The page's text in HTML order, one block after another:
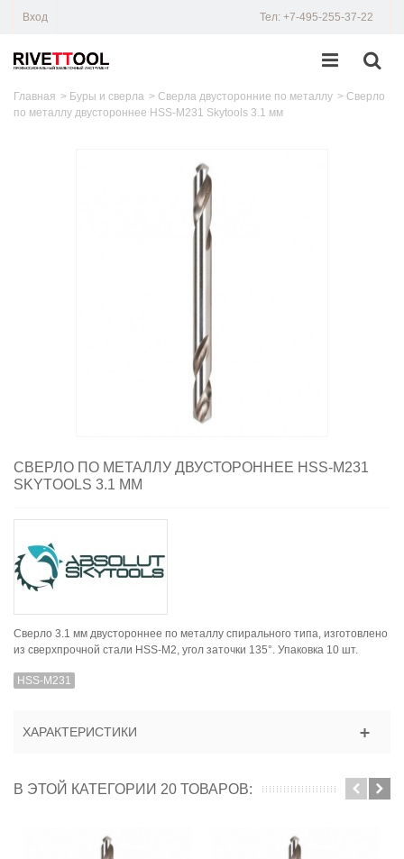
Вход Тел: +7-495-255-37-22
Главная > Буры и сверла > Сверла двусторонние по металлу > Сверло
по металлу двустороннее HSS-M231 Skytools 3.1 мм
СВЕРЛО ПО МЕТАЛЛУ ДВУСТОРОННЕЕ HSS-M231
SKYTOOLS 3.1 ММ
Сверло 3.1 мм двустороннее по металлу спирального типа, изготовлено
из сверхпрочной стали HSS-M2, yгол заточки 135°. Упаковка 10 шт.
HSS-M231
ХАРАКТЕРИСТИКИ
В ЭТОЙ КАТЕГОРИИ 20 ТОВАРОВ: